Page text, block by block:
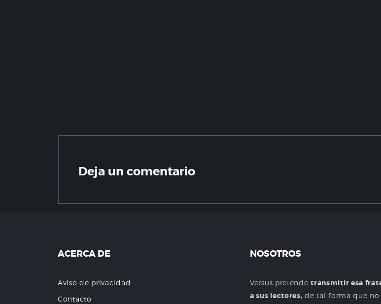
Deja un comentario
ACERCA DE
Aviso de privacidad
Contacto
NOSOTROS
Versus pretendetransmitir esa
a sus lectores, de tal forma que no